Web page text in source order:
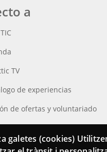
a
TV
de experiencias
de ofertas y voluntariado
tu Punt TIC
galetes (cookies)